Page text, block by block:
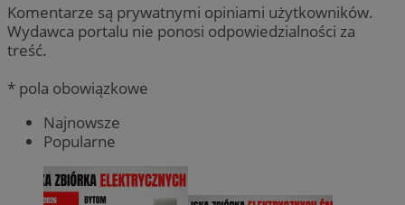
Komentarze są prywatnymi opiniami użytkowników.
Wydawca portalu nie ponosi odpowiedzialności za
treść.
* pola obowiązkowe
Najnowsze
Popularne